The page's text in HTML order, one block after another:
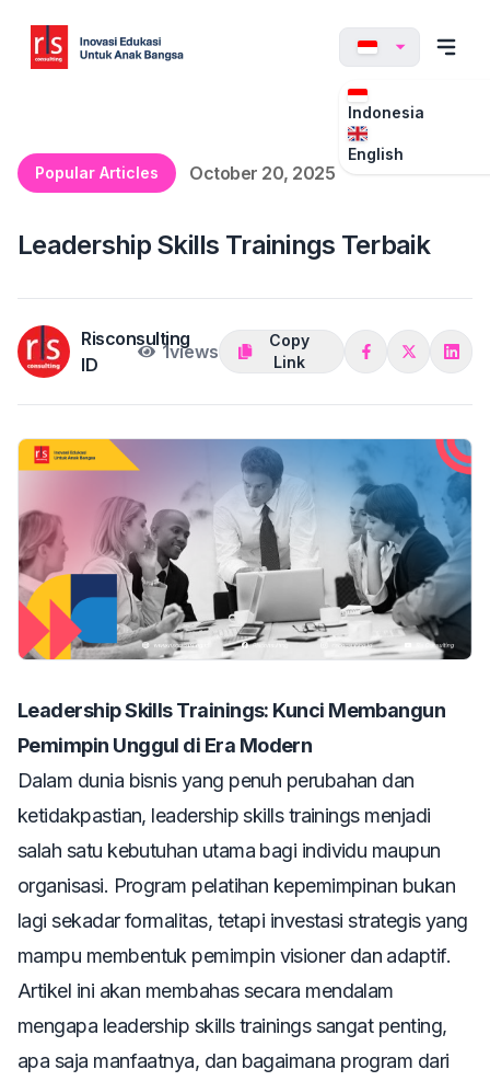
Indonesia
English
Popular Articles
October 20, 2025
Leadership Skills Trainings Terbaik
Risconsulting
ID
1views
Copy
Link
Leadership Skills Trainings: Kunci Membangun
Pemimpin Unggul di Era Modern
Dalam dunia bisnis yang penuh perubahan dan
ketidakpastian, leadership skills trainingsmenjadi
salah satu kebutuhan utama bagi individu maupun
organisasi. Program pelatihan kepemimpinan bukan
lagi sekadar formalitas, tetapi investasi strategis yang
mampu membentuk pemimpin visioner dan adaptif.
Artikel ini akan membahas secara mendalam
mengapa leadership skills trainingssangat penting,
apa saja manfaatnya, dan bagaimana program dari